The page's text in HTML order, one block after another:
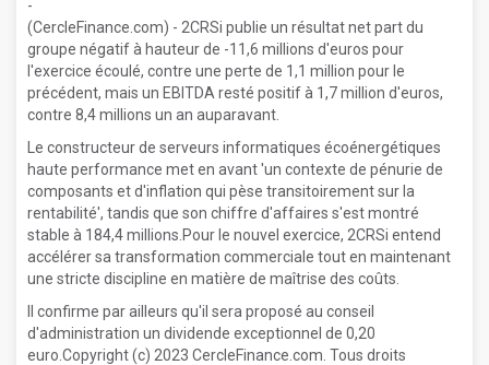
-
(CercleFinance.com) - 2CRSi publie un résultat net part du
groupe négatif à hauteur de -11,6 millions d'euros pour
l'exercice écoulé, contre une perte de 1,1 million pour le
précédent, mais un EBITDA resté positif à 1,7 million d'euros,
contre 8,4 millions un an auparavant.
Le constructeur de serveurs informatiques écoénergétiques
haute performance met en avant 'un contexte de pénurie de
composants et d'inflation qui pèse transitoirement sur la
rentabilité', tandis que son chiffre d'affaires s'est montré
stable à 184,4 millions.Pour le nouvel exercice, 2CRSi entend
accélérer sa transformation commerciale tout en maintenant
une stricte discipline en matière de maîtrise des coûts.
Il confirme par ailleurs qu'il sera proposé au conseil
d'administration un dividende exceptionnel de 0,20
euro.Copyright (c) 2023 CercleFinance.com. Tous droits